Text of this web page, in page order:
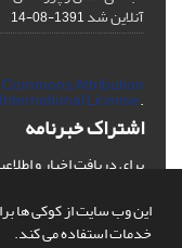
این وب سایت از کوکی ها
خدمات استفاده می کند.
آنلاین شد1391-08-14
Attribution
License.
اشتراک خبرنامه
برای دریافت اخبار و